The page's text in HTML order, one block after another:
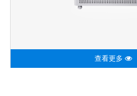
查看更多